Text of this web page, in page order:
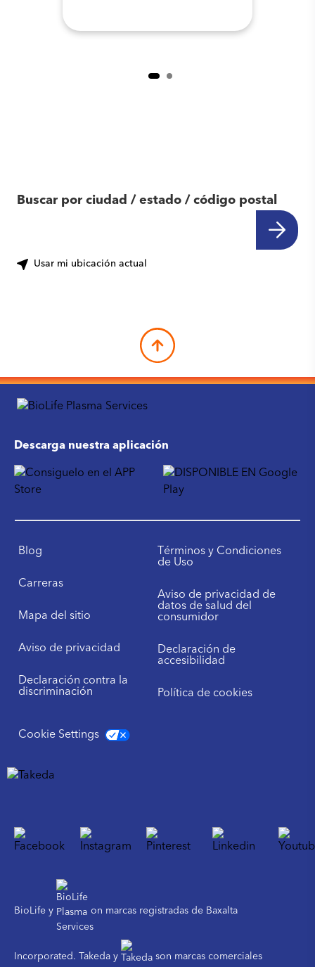
Buscar por ciudad / estado / código postal
Usar mi ubicación actual
Descarga nuestra aplicación
Blog
Carreras
Mapa del sitio
Aviso de privacidad
Declaración contra la
discriminación
Términos y Condiciones
de Uso
Aviso de privacidad de
datos de salud del
consumidor
Declaración de
accesibilidad
Política de cookies
Cookie Settings
BioLife y on marcas registradas de Baxalta
Incorporated. Takeda y son marcas comerciales